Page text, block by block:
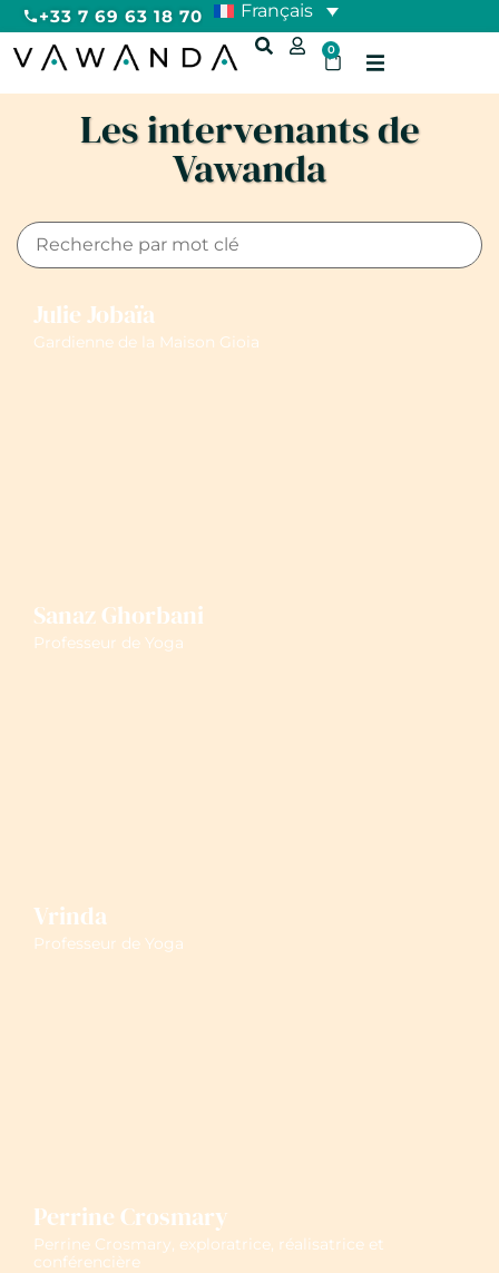
+33 7 69 63 18 70 Français
0
Les intervenants de
Vawanda
Julie Jobaïa
Gardienne de la Maison Gioia
Sanaz Ghorbani
Professeur de Yoga
Vrinda
Professeur de Yoga
Perrine Crosmary
Perrine Crosmary, exploratrice, réalisatrice et
conférencière